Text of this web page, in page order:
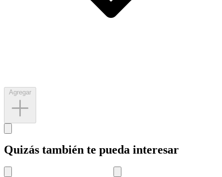
Quizás también te pueda interesar